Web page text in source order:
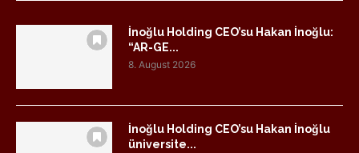
İnoğlu Holding CEO’su Hakan İnoğlu:
“AR-GE...
8. August 2026
İnoğlu Holding CEO’su Hakan İnoğlu
üniversite...